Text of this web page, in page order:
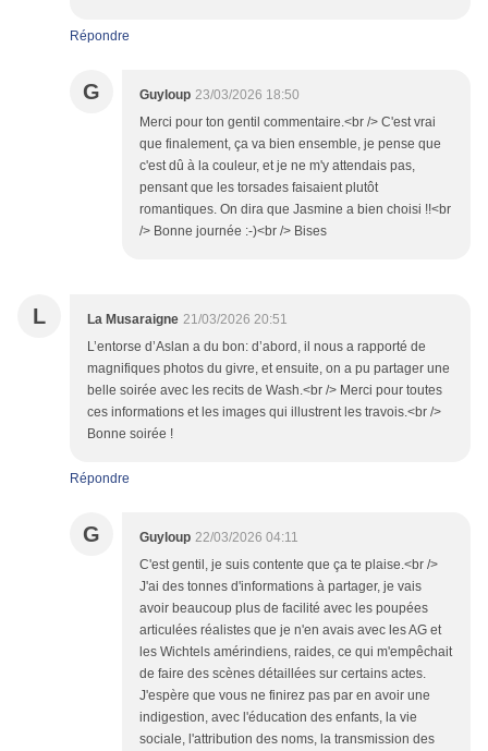
Répondre
G Guyloup 23/03/2026 18:50
Merci pour ton gentil commentaire.<br /> C'est vrai
que finalement, ça va bien ensemble, je pense que
c'est dû à la couleur, et je ne m'y attendais pas,
pensant que les torsades faisaient plutôt
romantiques. On dira que Jasmine a bien choisi !!<br
/> Bonne journée :-)<br /> Bises
L La Musaraigne 21/03/2026 20:51
L’entorse d’Aslan a du bon: d’abord, il nous a rapporté de
magnifiques photos du givre, et ensuite, on a pu partager une
belle soirée avec les recits de Wash.<br /> Merci pour toutes
ces informations et les images qui illustrent les travois.<br />
Bonne soirée !
Répondre
G Guyloup 22/03/2026 04:11
C'est gentil, je suis contente que ça te plaise.<br />
J'ai des tonnes d'informations à partager, je vais
avoir beaucoup plus de facilité avec les poupées
articulées réalistes que je n'en avais avec les AG et
les Wichtels amérindiens, raides, ce qui m'empêchait
de faire des scènes détaillées sur certains actes.
J'espère que vous ne finirez pas par en avoir une
indigestion, avec l'éducation des enfants, la vie
sociale, l'attribution des noms, la transmission des